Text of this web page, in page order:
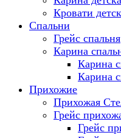
Кровати
Спальни
Грейс спальня
Карина
Карина
Карина
Прихожие
Прихожая
Грейс
Грейс